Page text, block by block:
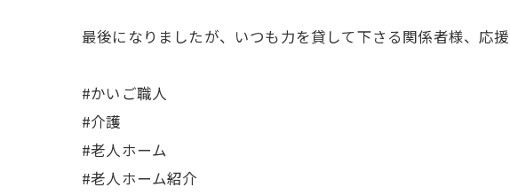
最後になりましたが、いつも力を貸して下さる関係者様、応
#かいご職人
#介護
#老人ホーム
#老人ホーム紹介